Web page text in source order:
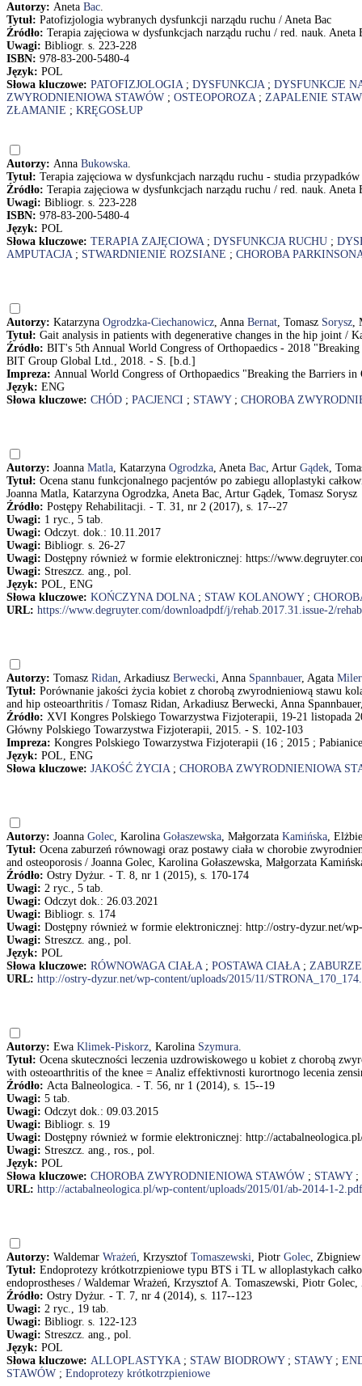
Autorzy: Aneta Bac.
Tytuł: Patofizjologia wybranych dysfunkcji narządu ruchu / Aneta Bac
Źródło: Terapia zajęciowa w dysfunkcjach narządu ruchu / red. nauk.
Uwagi: Bibliogr. s. 223-228
ISBN: 978-83-200-5480-4
Język: POL
Słowa kluczowe: PATOFIZJOLOGIA; DYSFUNKCJA; DYSFUNKCJE
ZWYRODNIENIOWA STAWÓW ; OSTEOPOROZA; ZAPALENIE
ZŁAMANIE ; KRĘGOSŁUP
Autorzy: Anna Bukowska.
Tytuł: Terapia zajęciowa w dysfunkcjach narządu ruchu - studia
Źródło: Terapia zajęciowa w dysfunkcjach narządu ruchu / red. nauk.
Uwagi: Bibliogr. s. 223-228
ISBN: 978-83-200-5480-4
Język: POL
Słowa kluczowe: TERAPIA ZAJĘCIOWA; DYSFUNKCJA RUCHU ;
AMPUTACJA; STWARDNIENIE ROZSIANE ; CHOROBA
Autorzy: Katarzyna Ogrodzka-Ciechanowicz, Anna Bernat, Tomasz Sorysz,
Tytuł: Gait analysis in patients with degenerative changes in the hip joint /
Źródło: BIT's 5th Annual World Congress of Orthopaedics - 2018
BIT Group Global Ltd., 2018. - S. [b.d.]
Impreza: Annual World Congress of Orthopaedics "Breaking the Barriers in
Język: ENG
Słowa kluczowe: CHÓD ; PACJENCI ; STAWY; CHOROBA
Autorzy: Joanna Matla, Katarzyna Ogrodzka, Aneta Bac, Artur Gądek,
Tytuł: Ocena stanu funkcjonalnego pacjentów po zabiegu alloplastyki
Joanna Matla, Katarzyna Ogrodzka, Aneta Bac, Artur Gądek, Tomasz Sorysz
Źródło: Postępy Rehabilitacji. - T. 31, nr 2 (2017), s. 17--27
Uwagi: 1 ryc., 5 tab.
Uwagi: Odczyt. dok.: 10.11.2017
Uwagi: Bibliogr. s. 26-27
Uwagi: Dostępny również w formie elektronicznej: https://
Uwagi: Streszcz. ang., pol.
Język: POL, ENG
Słowa kluczowe: KOŃCZYNA DOLNA; STAW KOLANOWY;
URL: https://www.degruyter.com/downloadpdf/j/rehab.2017.31.issue-2/
Autorzy: Tomasz Ridan, Arkadiusz Berwecki, Anna Spannbauer, Agata
Tytuł: Porównanie jakości życia kobiet z chorobą zwyrodnieniową stawu
and hip osteoarthritis / Tomasz Ridan, Arkadiusz Berwecki, Anna
Źródło: XVI Kongres Polskiego Towarzystwa Fizjoterapii, 19-21 listopada
Główny Polskiego Towarzystwa Fizjoterapii, 2015. - S. 102-103
Impreza: Kongres Polskiego Towarzystwa Fizjoterapii (16 ; 2015 ;
Język: POL, ENG
Słowa kluczowe: JAKOŚĆ ŻYCIA; CHOROBA ZWYRODNIENIOWA
Autorzy: Joanna Golec, Karolina Gołaszewska, Małgorzata Kamińska,
Tytuł: Ocena zaburzeń równowagi oraz postawy ciała w chorobie
and osteoporosis / Joanna Golec, Karolina Gołaszewska, Małgorzata
Źródło: Ostry Dyżur. - T. 8, nr 1 (2015), s. 170-174
Uwagi: 2 ryc., 5 tab.
Uwagi: Odczyt dok.: 26.03.2021
Uwagi: Bibliogr. s. 174
Uwagi: Dostępny również w formie elektronicznej: http://ostry-dyzur.net/
Uwagi: Streszcz. ang., pol.
Język: POL
Słowa kluczowe: RÓWNOWAGA CIAŁA; POSTAWA CIAŁA;
URL: http://ostry-dyzur.net/wp-content/uploads/2015/11/
Autorzy: Ewa Klimek-Piskorz, Karolina Szymura.
Tytuł: Ocena skuteczności leczenia uzdrowiskowego u kobiet z chorobą
with osteoarthritis of the knee = Analiz effektivnosti kurortnogo lecenia
Źródło: Acta Balneologica. - T. 56, nr 1 (2014), s. 15--19
Uwagi: 5 tab.
Uwagi: Odczyt dok.: 09.03.2015
Uwagi: Bibliogr. s. 19
Uwagi: Dostępny również w formie elektronicznej: http://
Uwagi: Streszcz. ang., ros., pol.
Język: POL
Słowa kluczowe: CHOROBA ZWYRODNIENIOWA STAWÓW ; STAWY;
URL: http://actabalneologica.pl/wp-content/uploads/2015/01/ab-2014-1-2.pdf
Autorzy: Waldemar Wrażeń, Krzysztof Tomaszewski, Piotr Golec,
Tytuł: Endoprotezy krótkotrzpieniowe typu BTS i TL w alloplastykach
endoprostheses / Waldemar Wrażeń, Krzysztof A. Tomaszewski, Piotr
Źródło: Ostry Dyżur. - T. 7, nr 4 (2014), s. 117--123
Uwagi: 2 ryc., 19 tab.
Uwagi: Bibliogr. s. 122-123
Uwagi: Streszcz. ang., pol.
Język: POL
Słowa kluczowe: ALLOPLASTYKA; STAW BIODROWY; STAWY;
STAWÓW ; Endoprotezy krótkotrzpieniowe